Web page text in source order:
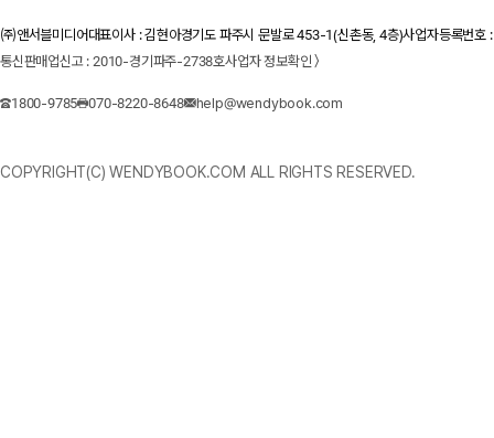
㈜앤서블미디어대표이사 : 김현아경기도 파주시 문발로 453-1(신촌동, 4층)사업자등록번
통신판매업신고 : 2010-경기파주-2738호사업자 정보확인 〉
1800-9785 070-8220-8648 help@wendybook.com
COPYRIGHT(C) WENDYBOOK.COM ALL RIGHTS RESERVED.